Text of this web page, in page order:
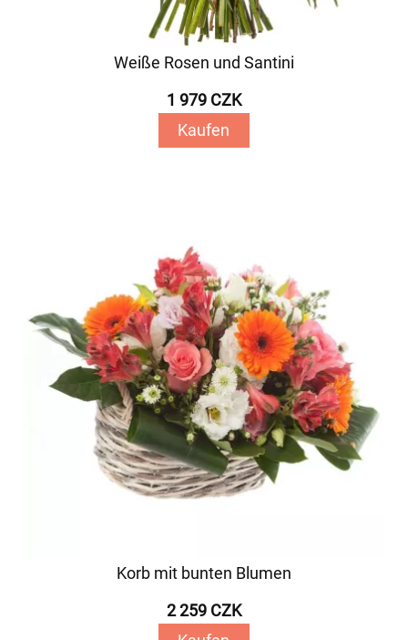
Weiße Rosen und Santini
1 979 CZK
Kaufen
Korb mit bunten Blumen
2 259 CZK